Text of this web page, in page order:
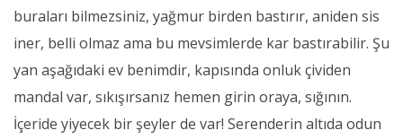
buraları bilmezsiniz, yağmur birden bastırır, aniden sis
iner, belli olmaz ama bu mevsimlerde kar bastırabilir. Şu
yan aşağıdaki ev benimdir, kapısında onluk çividen
mandal var, sıkışırsanız hemen girin oraya, sığının.
İçeride yiyecek bir şeyler de var! Serenderin altıda odun